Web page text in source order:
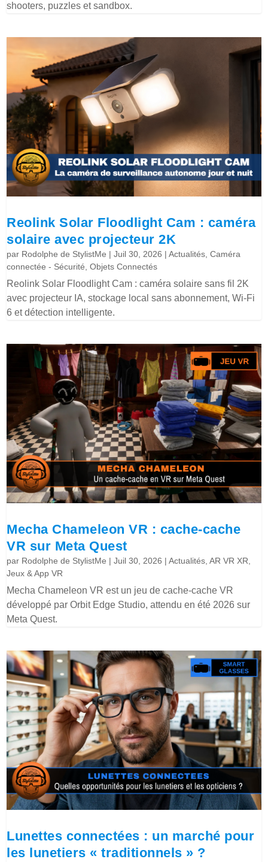
shooters, puzzles et sandbox.
Reolink Solar Floodlight Cam : caméra
solaire avec projecteur 2K
par Rodolphe de StylistMe |Juil 30, 2026 |Actualités ,Caméra
connectée - Sécurité ,Objets Connectés
Reolink Solar Floodlight Cam : caméra solaire sans fil 2K
avec projecteur IA, stockage local sans abonnement, Wi-Fi
6 et détection intelligente.
Mecha Chameleon VR : cache-cache
VR sur Meta Quest
par Rodolphe de StylistMe |Juil 30, 2026 |Actualités ,AR VR XR
Jeux & App VR
Mecha Chameleon VR est un jeu de cache-cache VR
développé par Orbit Edge Studio, attendu en été 2026 sur
Meta Quest.
Lunettes connectées : un marché pour
les lunetiers « traditionnels » ?